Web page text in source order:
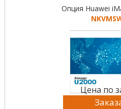
Опция Huawei
Цена по